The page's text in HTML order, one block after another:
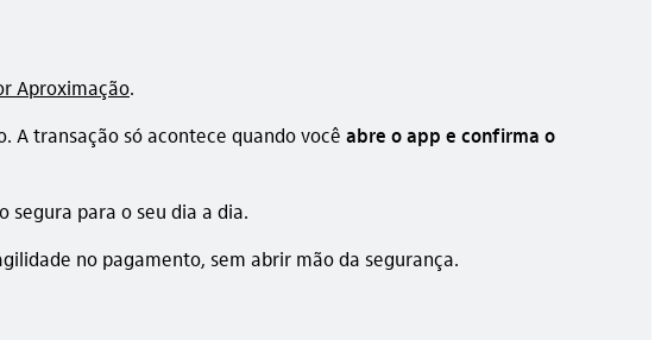
Aproximação.
A transação só acontece quando você abre o app e confirma o
segura para o seu dia a dia.
no pagamento, sem abrir mão da segurança.